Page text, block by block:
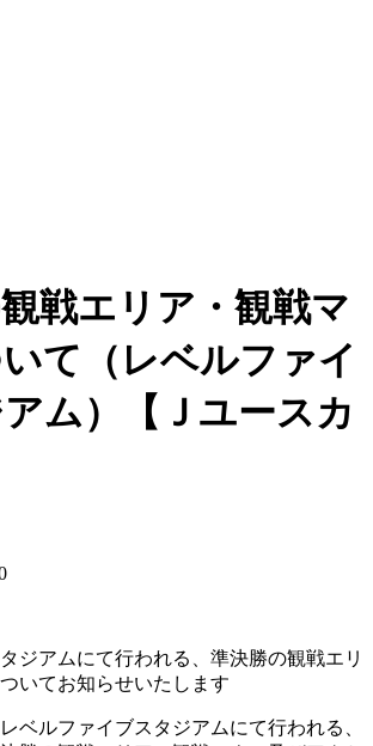
戦エリア・観戦マ
て（レベルファイ
ム）【Ｊユースカ
ジアムにて行われる、準決勝の観戦エリ
いてお知らせいたします
ベルファイブスタジアムにて行われる、